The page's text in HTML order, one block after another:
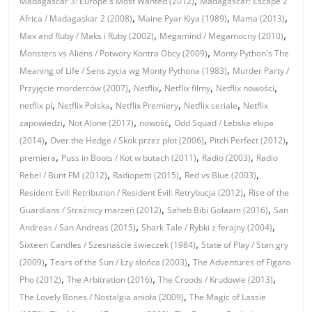
Africa / Madagaskar 2 (2008), Maine Pyar Kiya (1989), Mama (2013),
Max and Ruby / Maks i Ruby (2002), Megamind / Megamocny (2010),
Monsters vs Aliens / Potwory Kontra Obcy (2009), Monty Python's The
Meaning of Life / Sens życia wg Monty Pythona (1983), Murder Party /
Przyjęcie morderców (2007), Netflix, Netflix filmy, Netflix nowości,
netflix pl, Netflix Polska, Netflix Premiery, Netflix seriale, Netflix
zapowiedzi, Not Alone (2017), nowość,Odd Squad / Łebska ekipa
(2014),Over the Hedge / Skok przez płot (2006), Pitch Perfect (2012),
premiera, Puss in Boots / Kot w butach (2011), Radio (2003), Radio
Rebel / Bunt FM (2012), Radiopetti (2015), Red vs Blue (2003),
Resident Evil: Retribution / Resident Evil: Retrybucja (2012), Rise of the
Guardians / Strażnicy marzeń (2012),Saheb Bibi Golaam (2016),San
Andreas / San Andreas (2015),Shark Tale / Rybki z ferajny (2004),
Sixteen Candles / Szesnaście świeczek (1984),State of Play / Stan gry
(2009),Tears of the Sun / Łzy słońca (2003),The Adventures of Figaro
Pho (2012),The Arbitration (2016),The Croods / Krudowie (2013),
The Lovely Bones / Nostalgia anioła (2009),The Magic of Lassie